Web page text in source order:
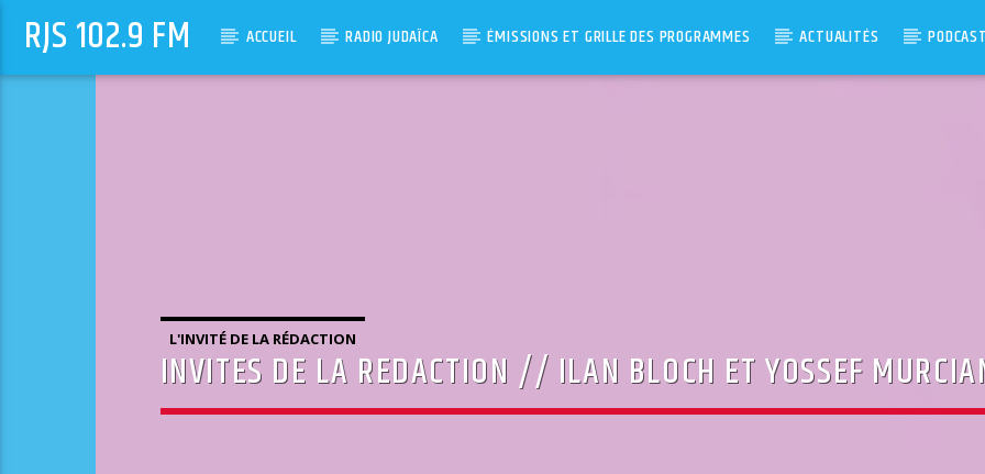
RJS 102.9 FM ACCUEIL RADIO JUDAÏCA ÉMISSIONS ET GRILLE DES PROGRAMMES ACTUALITÉS
L'INVITÉ DE LA RÉDACTION
INVITES DE LA REDACTION // ILAN BLOCH ET YOSSEF